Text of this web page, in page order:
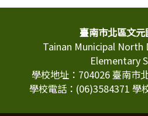
頁尾區域內容臺南市北區文
Tainan Municipal North
Elementary
學校地址：704026 臺南市
學校電話：(06)3584371 學